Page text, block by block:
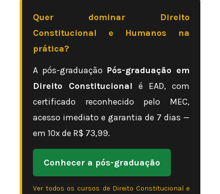
Quer dominar Direito
Constitucional e Humanos na
prática?
A pós-graduação Pós-graduação em
Direito Constitucional é EAD, com
certificado reconhecido pelo MEC,
acesso imediato e garantia de 7 dias —
em 10x de R$ 73,99.
Conhecer a pós-graduação
Ver todos os cursos de Direito Constitucional e